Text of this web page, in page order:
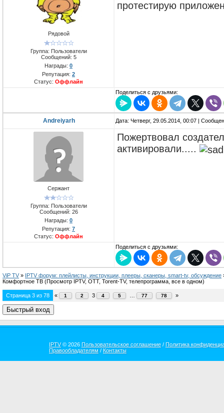
Рядовой
Группа: Пользователи
Сообщений: 5
Награды: 0
Репутация: 2
Статус: Оффлайн
протестирую
Поделиться с друзьями:
Andreiyarh Дата: Четверг, 29.05.2014, 00:07 |
Сержант
Группа: Пользователи
Сообщений: 26
Награды: 0
Репутация: 7
Статус: Оффлайн
Пожертвовал
активировали.....
Поделиться с друзьями:
ViP TV » IPTV форум: плейлисты, инструкции, плееры, сканеры, smart-tv, обсуждение
Комфортное ТВ (Просмотр IPTV, OTT, Torent-TV, телепрограмма, все в одном)
Страница 3 из 78 « 1 2 3 4 5 77 78 »
IPTV© 2026 Пользовательское соглашение / Политика
Правообладателям / Контакты